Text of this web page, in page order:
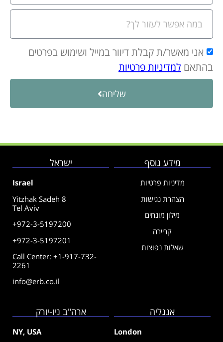
אני מאשר/ת קבלת דיוור במייל ושימוש בפרטים
בהתאם למדיניות פרטיות
שליחה
מידע נוסף
מדיניות פרטיות
הצהרת נגישות
מילון מונחים
קריירה
שאלות נפוצות
ישראל
Israel
Yitzhak Sadeh 8
Tel Aviv
+972-3-5197200
+972-3-5197201
Call Center: +1-917-732-
2261
info@erb.co.il
אנגליה
London
ארה"ב ניו-יורק
NY, USA